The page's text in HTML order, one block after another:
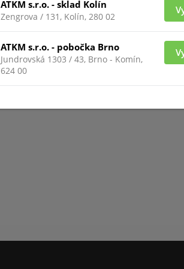
ATKM s.r.o. - sklad Kolín
Zengrova / 131, Kolín, 280 02
ATKM s.r.o. - pobočka Brno
Jundrovská 1303 / 43, Brno - Komín,
624 00